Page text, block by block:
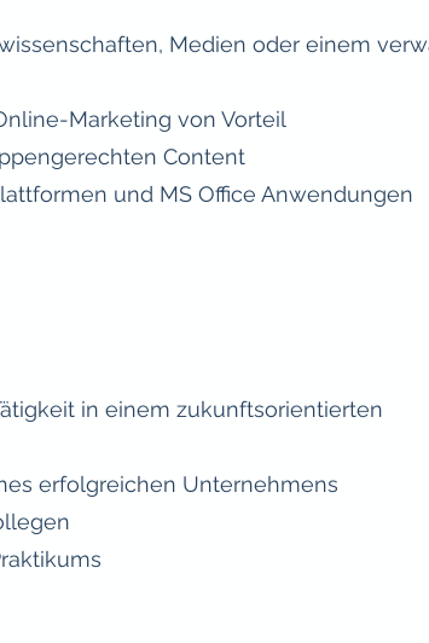
Medien oder einem
Marketing von Vorteil
Content
und MS Office Anwendungen
in einem zukunftsorientierten
erfolgreichen Unternehmens